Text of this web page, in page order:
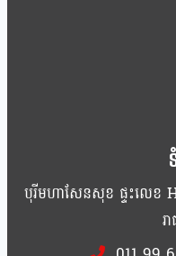
បុរីមហាសែនសុខ ផ្ទះលេខ
រ